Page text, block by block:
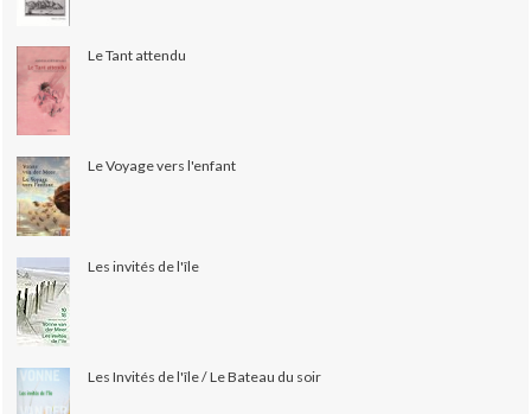
Le Tant attendu
Le Voyage vers l'enfant
Les invités de l'île
Les Invités de l'île / Le Bateau du soir